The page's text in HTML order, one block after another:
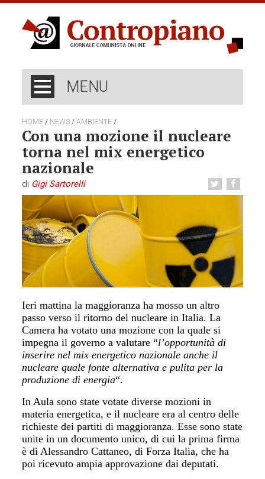
MENU
HOME / NEWS /AMBIENTE /
Con una mozione il nucleare
torna nel mix energetico
nazionale
di Gigi Sartorelli
Ieri mattina la maggioranza ha mosso un altro
passo verso il ritorno del nucleare in Italia. La
Camera ha votato una mozione con la quale si
impegna il governo a valutare “l’opportunità di
inserire nel mix energetico nazionale anche il
nucleare quale fonte alternativa e pulita per la
produzione di energia“.
In Aula sono state votate diverse mozioni in
materia energetica, e il nucleare era al centro delle
richieste dei partiti di maggioranza. Esse sono state
unite in un documento unico, di cui la prima firma
è di Alessandro Cattaneo, di Forza Italia, che ha
poi ricevuto ampia approvazione dai deputati.